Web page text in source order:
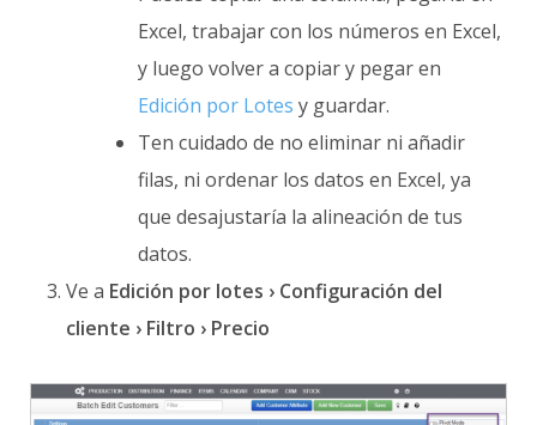
Excel, trabajar con los números en Excel,
y luego volver a copiar y pegar en
Edición por Lotes y guardar.
Ten cuidado de no eliminar ni añadir
filas, ni ordenar los datos en Excel, ya
que desajustaría la alineación de tus
datos.
Ve a Edición por lotes › Configuración del
cliente › Filtro › Precio